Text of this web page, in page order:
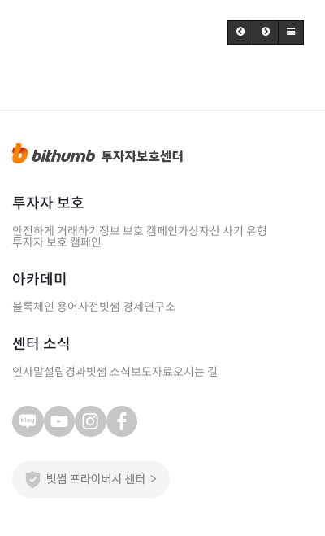
투자자 보호
안전하게 거래하기정보 보호 캠페인가상자산 사기 유형
투자자 보호 캠페인
아카데미
블록체인 용어사전빗썸 경제연구소
센터 소식
인사말설립경과빗썸 소식보도자료오시는 길